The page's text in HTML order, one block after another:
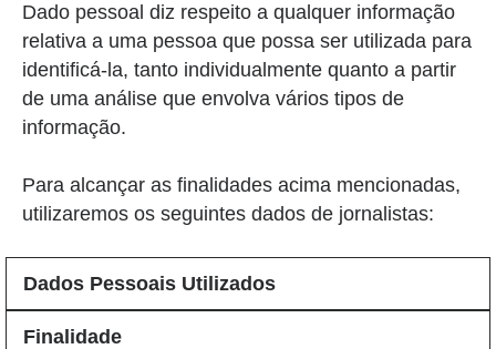
Dado pessoal diz respeito a qualquer informação
relativa a uma pessoa que possa ser utilizada para
identificá-la, tanto individualmente quanto a partir
de uma análise que envolva vários tipos de
informação.
Para alcançar as finalidades acima mencionadas,
utilizaremos os seguintes dados de jornalistas:
Dados Pessoais Utilizados
Finalidade